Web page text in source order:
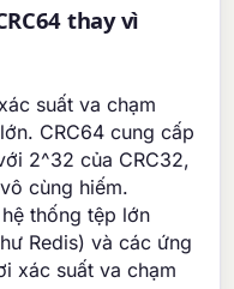
thay vì
suất va chạm
CRC64 cung cấp
2^32 của CRC32,
cùng hiếm.
thống tệp lớn
Redis) và các ứng
xác suất va chạm